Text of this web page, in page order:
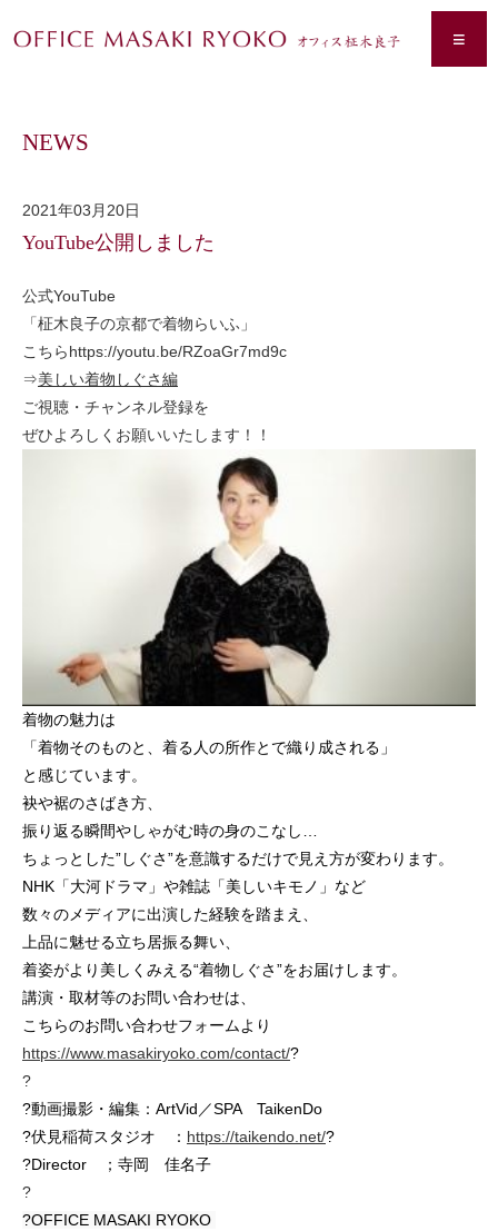
≡
NEWS
2021年03月20日
YouTube公開しました
公式YouTube
「柾木良子の京都で着物らいふ」
こちらhttps://youtu.be/RZoaGr7md9c
⇒美しい着物しぐさ編
ご視聴・チャンネル登録を
ぜひよろしくお願いいたします！！
着物の魅力は
「着物そのものと、着る人の所作とで織り成される」
と感じています。
袂や裾のさばき方、
振り返る瞬間やしゃがむ時の身のこなし…
ちょっとした”しぐさ”を意識するだけで見え方が変わります。
NHK「大河ドラマ」や雑誌「美しいキモノ」など
数々のメディアに出演した経験を踏まえ、
上品に魅せる立ち居振る舞い、
着姿がより美しくみえる“着物しぐさ”をお届けします。
講演・取材等のお問い合わせは、
https://www.masakiryoko.com/contact/?
?
?動画撮影・編集：ArtVid／SPA　TaikenDo
?伏見稲荷スタジオ　： https://taikendo.net/?
?Director　；寺岡　佳名子
?
?OFFICE MASAKI RYOKO